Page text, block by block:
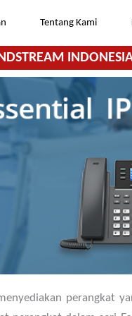
Tentang Kami
perangkat